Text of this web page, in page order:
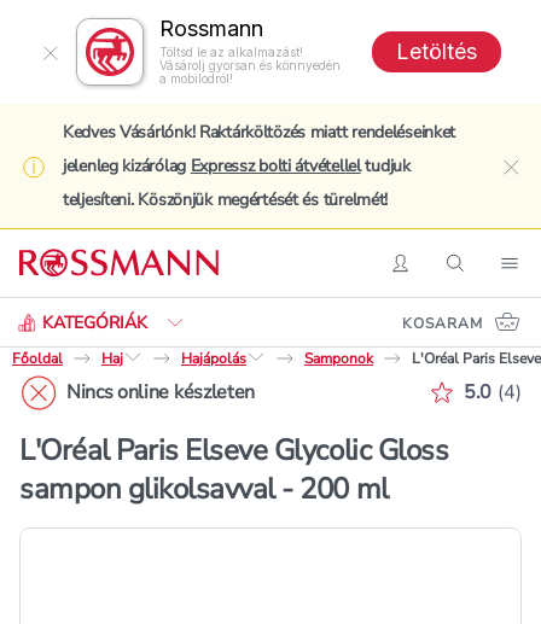
Rossmann
Töltsd le az alkalmazást!
Vásárolj gyorsan és könnyedén
a mobilodról!
Letöltés
Kedves Vásárlónk! Raktárköltözés miatt rendeléseinket
jelenleg kizárólag Expressz bolti átvételleltudjuk
teljesíteni. Köszönjük megértését és türelmét!
BelépésKeresés
KATEGÓRIÁK
Keresés
KOSARAM
Főoldal
Haj Hajápolás Samponok L'Oréal Paris
Nincs online készleten 5.0 (4)
L'Oréal Paris Elseve Glycolic Gloss
sampon glikolsavval - 200 ml